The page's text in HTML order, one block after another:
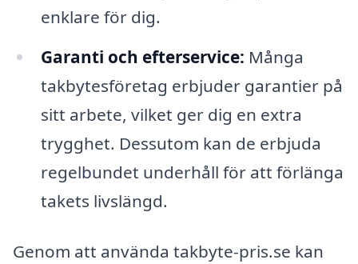
enklare för dig.
Garanti och efterservice: Många
takbytesföretag erbjuder garantier på
sitt arbete, vilket ger dig en extra
trygghet. Dessutom kan de erbjuda
regelbundet underhåll för att förlänga
takets livslängd.
Genom att använda takbyte-pris.se kan